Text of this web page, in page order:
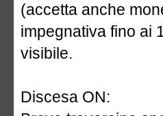
(accetta anche
impegnativa fino ai
visibile.
Discesa ON: